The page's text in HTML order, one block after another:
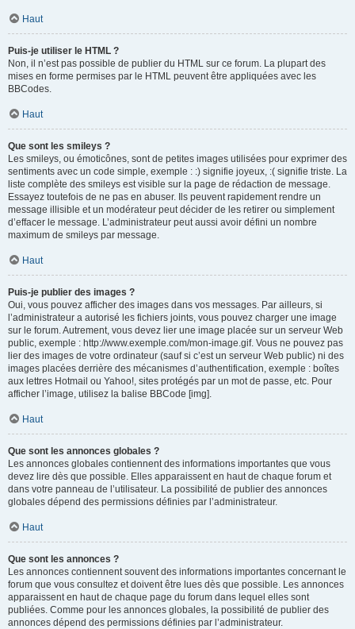
Haut
Puis-je utiliser le HTML ?
Non, il n’est pas possible de publier du HTML sur ce forum. La plupart des
mises en forme permises par le HTML peuvent être appliquées avec les
BBCodes.
Haut
Que sont les smileys ?
Les smileys, ou émoticônes, sont de petites images utilisées pour exprimer des
sentiments avec un code simple, exemple : :) signifie joyeux, :( signifie triste. La
liste complète des smileys est visible sur la page de rédaction de message.
Essayez toutefois de ne pas en abuser. Ils peuvent rapidement rendre un
message illisible et un modérateur peut décider de les retirer ou simplement
d’effacer le message. L’administrateur peut aussi avoir défini un nombre
maximum de smileys par message.
Haut
Puis-je publier des images ?
Oui, vous pouvez afficher des images dans vos messages. Par ailleurs, si
l’administrateur a autorisé les fichiers joints, vous pouvez charger une image
sur le forum. Autrement, vous devez lier une image placée sur un serveur Web
public, exemple : http://www.exemple.com/mon-image.gif. Vous ne pouvez pas
lier des images de votre ordinateur (sauf si c’est un serveur Web public) ni des
images placées derrière des mécanismes d’authentification, exemple : boîtes
aux lettres Hotmail ou Yahoo!, sites protégés par un mot de passe, etc. Pour
afficher l’image, utilisez la balise BBCode [img].
Haut
Que sont les annonces globales ?
Les annonces globales contiennent des informations importantes que vous
devez lire dès que possible. Elles apparaissent en haut de chaque forum et
dans votre panneau de l’utilisateur. La possibilité de publier des annonces
globales dépend des permissions définies par l’administrateur.
Haut
Que sont les annonces ?
Les annonces contiennent souvent des informations importantes concernant le
forum que vous consultez et doivent être lues dès que possible. Les annonces
apparaissent en haut de chaque page du forum dans lequel elles sont
publiées. Comme pour les annonces globales, la possibilité de publier des
annonces dépend des permissions définies par l’administrateur.